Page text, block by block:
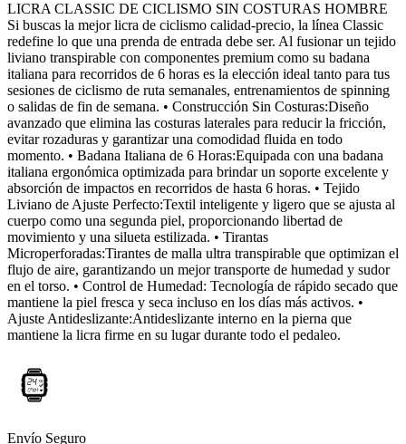
LICRA CLASSIC DE CICLISMO SIN COSTURAS HOMBRE
Si buscas la mejor licra de ciclismo calidad-precio, la línea Classic
redefine lo que una prenda de entrada debe ser. Al fusionar un tejido
liviano transpirable con componentes premium como su badana
italiana para recorridos de 6 horas es la elección ideal tanto para tus
sesiones de ciclismo de ruta semanales, entrenamientos de spinning
o salidas de fin de semana. • Construcción Sin Costuras:Diseño
avanzado que elimina las costuras laterales para reducir la fricción,
evitar rozaduras y garantizar una comodidad fluida en todo
momento. • Badana Italiana de 6 Horas:Equipada con una badana
italiana ergonómica optimizada para brindar un soporte excelente y
absorción de impactos en recorridos de hasta 6 horas. • Tejido
Liviano de Ajuste Perfecto:Textil inteligente y ligero que se ajusta al
cuerpo como una segunda piel, proporcionando libertad de
movimiento y una silueta estilizada. • Tirantas
Microperforadas:Tirantes de malla ultra transpirable que optimizan el
flujo de aire, garantizando un mejor transporte de humedad y sudor
en el torso. • Control de Humedad: Tecnología de rápido secado que
mantiene la piel fresca y seca incluso en los días más activos. •
Ajuste Antideslizante:Antideslizante interno en la pierna que
mantiene la licra firme en su lugar durante todo el pedaleo.
Envío Seguro